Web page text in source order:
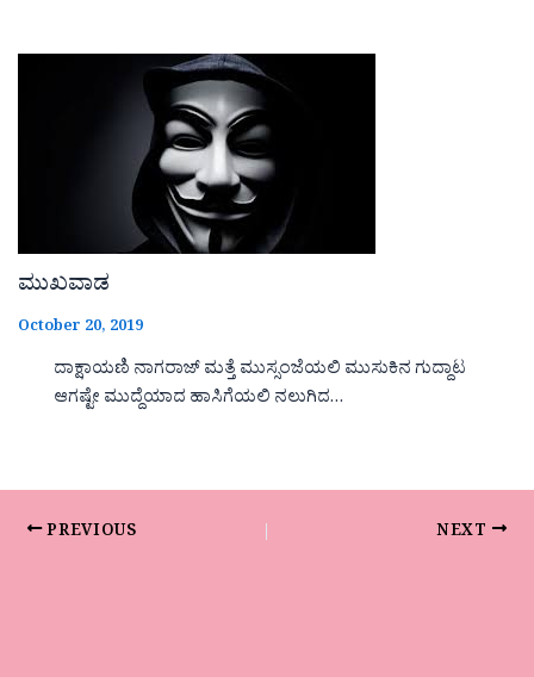
ಮುಖವಾಡ
October 20, 2019
ದಾಕ್ಷಾಯಣಿ ನಾಗರಾಜ್ ಮತ್ತೆ ಮುಸ್ಸಂಜೆಯಲಿ ಮುಸುಕಿನ ಗುದ್ದಾಟ
ಆಗಷ್ಟೇ ಮುದ್ದೆಯಾದ ಹಾಸಿಗೆಯಲಿ ನಲುಗಿದ…
PREVIOUS NEXT